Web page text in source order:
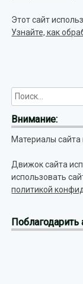
Этот сайт
Узнайте, как
Внимание:
Материалы
Движок сайта
использовать
политикой
Поблагодарить